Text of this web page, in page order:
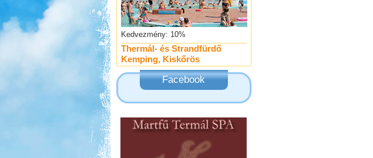
Kedvezmény: 10%
Thermál- és Strandfürdő
Kemping, Kiskőrös
Kedvezmény: 10-15%
Facebook